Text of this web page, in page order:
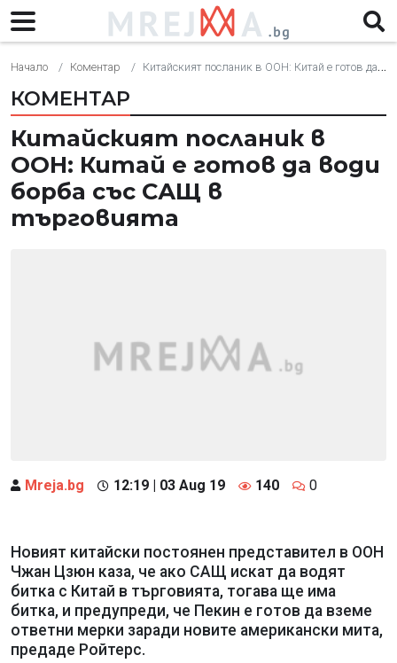
Начало Коментар Китайският посланик в ООН: Китай е готов да води борба със САЩ в търговията
КОМЕНТАР
Китайският посланик в
ООН: Китай е готов да води
борба със САЩ в
търговията
Mreja.bg 12:19 | 03 Aug 19 140 0
Новият китайски постоянен представител в ООН
Чжан Цзюн каза, че ако САЩ искат да водят
битка с Китай в търговията, тогава ще има
битка, и предупреди, че Пекин е готов да вземе
ответни мерки заради новите американски мита,
предаде Ройтерс.